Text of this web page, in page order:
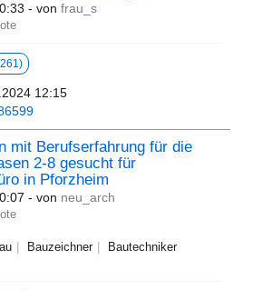
- von frau_s
12:15
mit Berufserfahrung für die
2-8 gesucht für
in Pforzheim
- von neu_arch
Bauzeichner
Bautechniker